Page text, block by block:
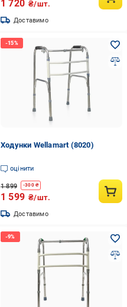
1 720 ₴/шт.
Доставимо
Ходунки Wellamart (8020)
оцінити
1 899 -300₴
1 599 ₴/шт.
Доставимо